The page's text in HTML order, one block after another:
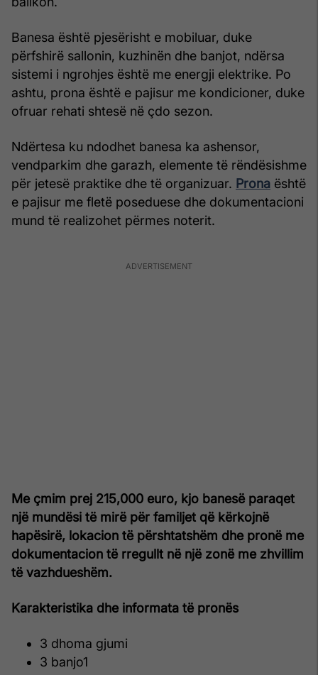
Banesa është pjesërisht e mobiluar, duke
përfshirë sallonin, kuzhinën dhe banjot, ndërsa
sistemi i ngrohjes është me energji elektrike. Po
ashtu, prona është e pajisur me kondicioner, duke
ofruar rehati shtesë në çdo sezon.
Ndërtesa ku ndodhet banesa ka ashensor,
vendparkim dhe garazh, elemente të rëndësishme
për jetesë praktike dhe të organizuar. Prona është
e pajisur me fletë poseduese dhe dokumentacioni
mund të realizohet përmes noterit.
Me çmim prej 215,000 euro, kjo banesë paraqet
një mundësi të mirë për familjet që kërkojnë
hapësirë, lokacion të përshtatshëm dhe pronë me
dokumentacion të rregullt në një zonë me zhvillim
të vazhdueshëm.
Karakteristika dhe informata të pronës
3 dhoma gjumi
3 banjo1